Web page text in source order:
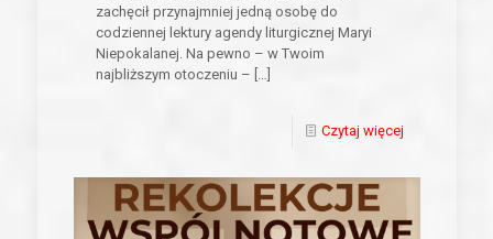
zachęcił przynajmniej jedną osobę do
codziennej lektury agendy liturgicznej Maryi
Niepokalanej. Na pewno – w Twoim
najbliższym otoczeniu –
Czytaj więcej